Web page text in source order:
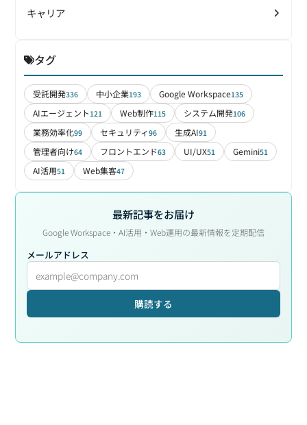
キャリア
タグ
受託開発336 中小企業193 Google Workspace135
AIエージェント121 Web制作115 システム開発106
業務効率化99 セキュリティ96 生成AI91
管理者向け64 フロントエンド63 UI/UX51 Gemini51
AI活用51 Web集客47
最新記事をお届け
Google Workspace・AI活用・Web運用の最新情報を定期配信
メールアドレス
購読する